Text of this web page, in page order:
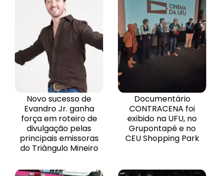
Novo sucesso de
Evandro Jr. ganha
força em roteiro de
divulgação pelas
principais emissoras
do Triângulo Mineiro
Documentário
CONTRACENA foi
exibido na UFU, no
Grupontapé e no
CEU Shopping Park